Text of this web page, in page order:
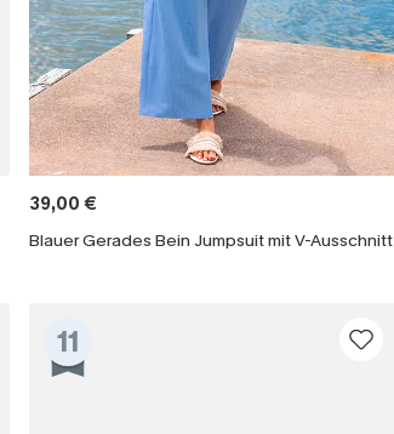
39,00 €
Blauer Gerades Bein Jumpsuit mit V-Ausschnitt
11